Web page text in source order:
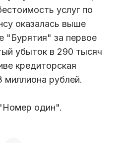
услуг по
оказалась выше
"Бурятия" за первое
убыток в 290 тысяч
кредиторская
миллиона рублей.
один".